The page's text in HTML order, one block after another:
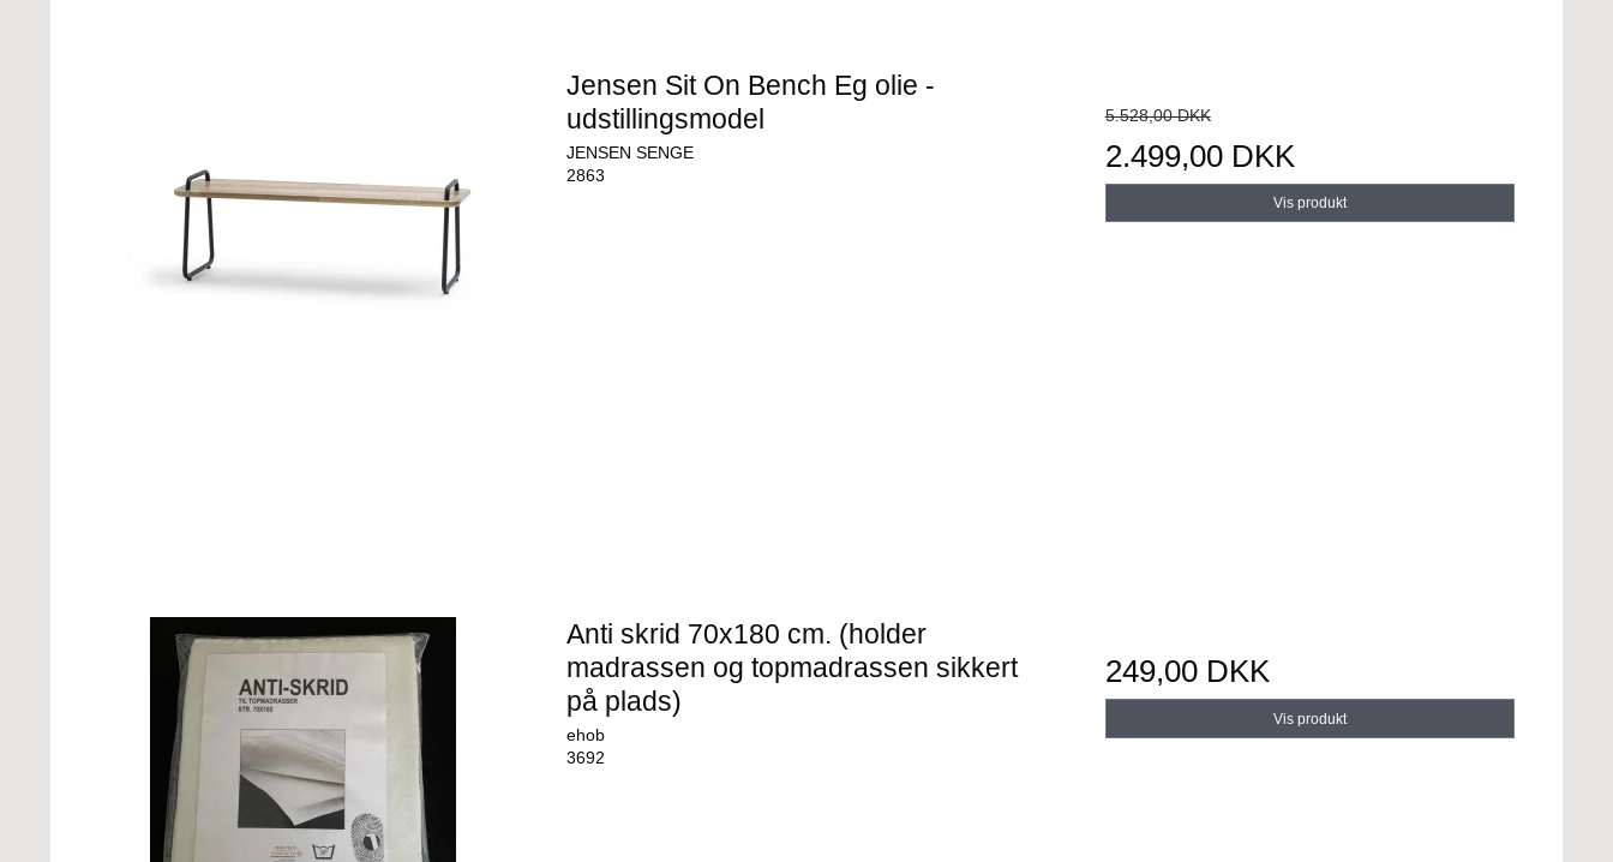
Jensen Sit On Bench Eg olie -
udstillingsmodel
JENSEN SENGE
2863
5.528,00 DKK
2.499,00 DKK
Vis produkt
Anti skrid 70x180 cm. (holder
madrassen og topmadrassen sikkert
på plads)
ehob
3692
249,00 DKK
Vis produkt